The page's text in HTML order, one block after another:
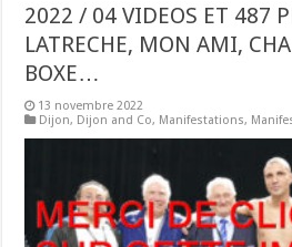
2022 / 04 VIDEOS ET 487
LATRECHE, MON AMI,
BOXE…
13 novembre 2022
Dijon, Dijon and Co, Manifestations,